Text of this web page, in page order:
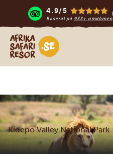
4.9/5
Baserat på 933+ omdömen
Safari-resor i Afrika
Kidepo Valley National Park